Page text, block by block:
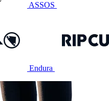
ASSOS
Endura